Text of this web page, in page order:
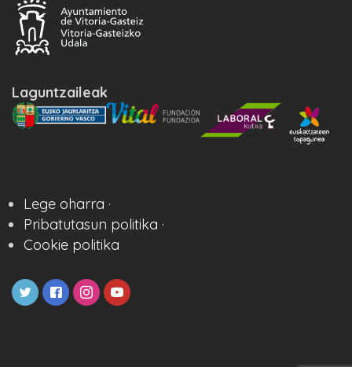
Laguntzaileak
Lege oharra ·
Pribatutasun politika ·
Cookie politika